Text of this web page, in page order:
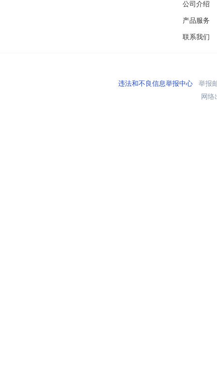
公司介绍
产品服务
联系我们
违法和不良信息举报中心举报
网